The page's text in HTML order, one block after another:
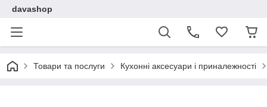
davashop
Товари та послуги Кухонні аксесуари і приналежності